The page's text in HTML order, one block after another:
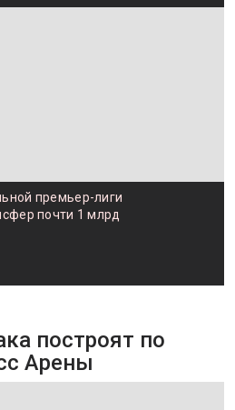
премьер-лиги
почти 1 млрд
построят по
Арены